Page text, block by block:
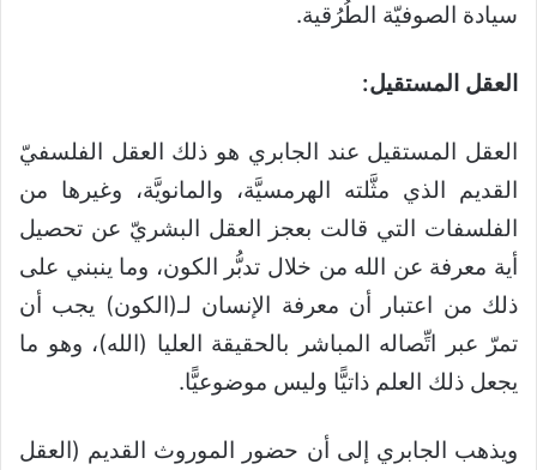
سيادة الصوفيّة الطُرُقية.
العقل المستقيل:
العقل المستقيل عند الجابري هو ذلك العقل الفلسفيّ
القديم الذي مثَّلته الهرمسيَّة، والمانويَّة، وغيرها من
الفلسفات التي قالت بعجز العقل البشريّ عن تحصيل
أية معرفة عن الله من خلال تدبُّر الكون، وما ينبني على
ذلك من اعتبار أن معرفة الإنسان لـ(الكون) يجب أن
تمرّ عبر اتِّصاله المباشر بالحقيقة العليا (الله)، وهو ما
يجعل ذلك العلم ذاتيًّا وليس موضوعيًّا.
ويذهب الجابري إلى أن حضور الموروث القديم (العقل